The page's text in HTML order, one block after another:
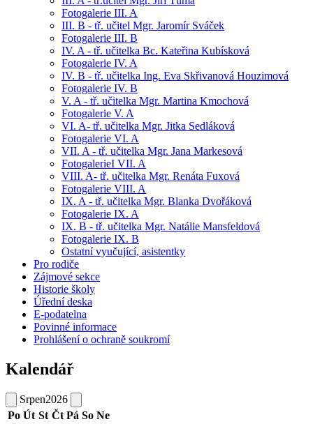
Fotogalerie III. A
III. B - tř. učitel Mgr. Jaromír Sváček
Fotogalerie III. B
IV. A - tř. učitelka Bc. Kateřina Kubísková
Fotogalerie IV. A
IV. B - tř. učitelka Ing. Eva Skřivanová Houzimová
Fotogalerie IV. B
V. A - tř. učitelka Mgr. Martina Kmochová
Fotogalerie V. A
VI. A- tř. učitelka Mgr. Jitka Sedláková
Fotogalerie VI. A
VII. A - tř. učitelka Mgr. Jana Markesová
FotogalerieI VII. A
VIII. A- tř. učitelka Mgr. Renáta Fuxová
Fotogalerie VIII. A
IX. A - tř. učitelka Mgr. Blanka Dvořáková
Fotogalerie IX. A
IX. B - tř. učitelka Mgr. Natálie Mansfeldová
Fotogalerie IX. B
Ostatní vyučující, asistentky
Pro rodiče
Zájmové sekce
Historie školy
Úřední deska
E-podatelna
Povinné informace
Prohlášení o ochraně soukromí
Kalendář
Srpen2026
Po Út St Čt Pá So Ne